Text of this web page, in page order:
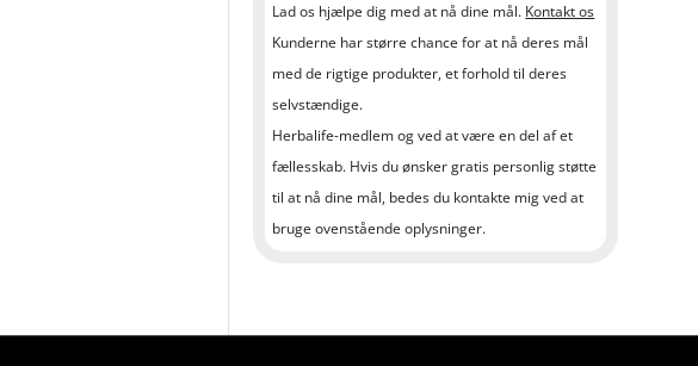
Lad os hjælpe dig med at nå dine mål. Kontakt os
Kunderne har større chance for at nå deres mål
med de rigtige produkter, et forhold til deres
selvstændige.
Herbalife-medlem og ved at være en del af et
fællesskab. Hvis du ønsker gratis personlig støtte
til at nå dine mål, bedes du kontakte mig ved at
bruge ovenstående oplysninger.